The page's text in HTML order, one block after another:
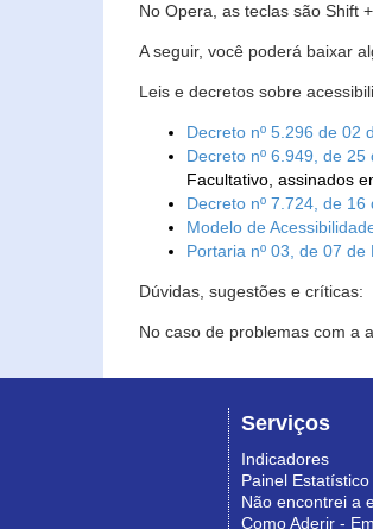
No Opera, as teclas são Shift
A seguir, você poderá baixar
Leis e decretos sobre
Decreto nº 5.296 de 02
Decreto nº 6.949, de
Facultativo, assinados
Decreto nº 7.724, de
Modelo de
Portaria nº 03, de 07 de
Dúvidas, sugestões e críticas:
No caso de problemas com a
Serviços
Indicadores
Painel Estatístico
Não encontrei a
Como Aderir -